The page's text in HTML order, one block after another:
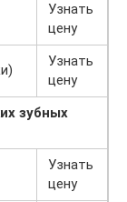
Узнать
цену
Узнать
цену
зубных
Узнать
цену